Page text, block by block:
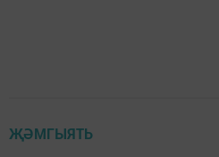
ҖӘМГЫЯТЬ